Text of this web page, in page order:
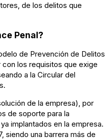
de los delitos que
Penal?
de Prevención de Delitos
los requisitos que exige
a la Circular del
de la empresa), por
de soporte para la
implantados en la empresa.
siendo una barrera más de